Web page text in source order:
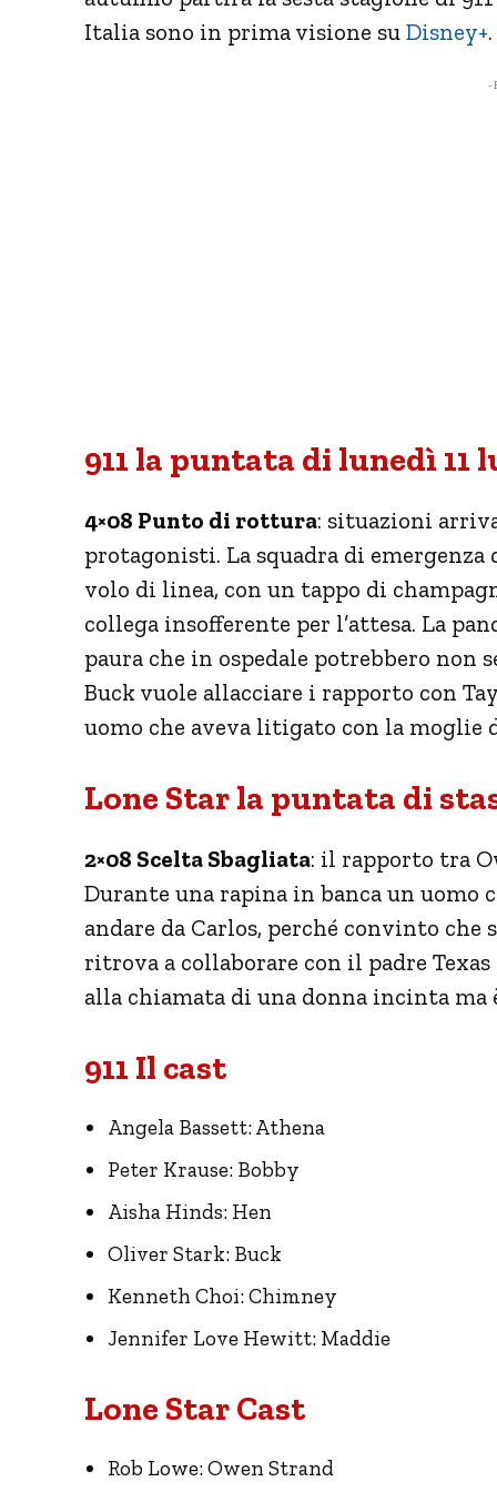
Italia sono in prima visione su Disney+.
-
911 la puntata di lunedì 11
4×08 Punto di rottura: situazioni
protagonisti. La squadra di
volo di linea, con un tappo di
collega insofferente per l’attesa. La
paura che in ospedale potrebbero non
Buck vuole allacciare i rapporto con
uomo che aveva litigato con la moglie
Lone Star la puntata di
2×08 Scelta Sbagliata: il rapporto tra
Durante una rapina in banca un uomo
andare da Carlos, perché convinto
ritrova a collaborare con il padre
alla chiamata di una donna incinta
911 Il cast
Angela Bassett: Athena
Peter Krause: Bobby
Aisha Hinds: Hen
Oliver Stark: Buck
Kenneth Choi: Chimney
Jennifer Love Hewitt: Maddie
Lone Star Cast
Rob Lowe: Owen Strand